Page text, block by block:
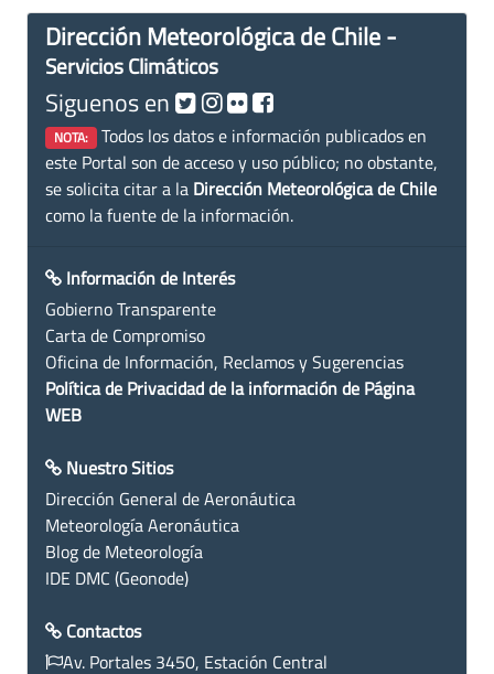
Dirección Meteorológica de Chile -
Servicios Climáticos
Siguenos en
NOTA: Todos los datos e información publicados en
este Portal son de acceso y uso público; no obstante,
se solicita citar a la Dirección Meteorológica de Chile
como la fuente de la información.
Información de Interés
Gobierno Transparente
Carta de Compromiso
Oficina de Información, Reclamos y Sugerencias
Política de Privacidad de la información de Página
WEB
Nuestro Sitios
Dirección General de Aeronáutica
Meteorología Aeronáutica
Blog de Meteorología
IDE DMC (Geonode)
Contactos
Av. Portales 3450, Estación Central